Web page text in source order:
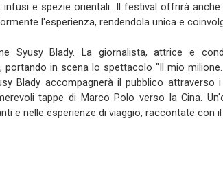
infusi e spezie orientali. Il festival offrirà
l'esperienza, rendendola unica e
Syusy Blady. La giornalista, attrice e
in scena lo spettacolo "Il mio
Blady accompagnerà il pubblico attraverso
tappe di Marco Polo verso la Cina.
e nelle esperienze di viaggio, raccontate con